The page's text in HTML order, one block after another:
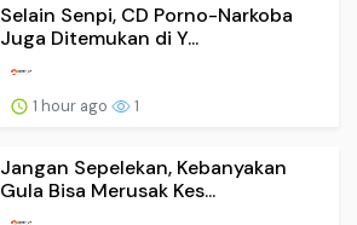
Selain Senpi, CD Porno-Narkoba
Juga Ditemukan di Y...
1 hour ago 1
Jangan Sepelekan, Kebanyakan
Gula Bisa Merusak Kes...